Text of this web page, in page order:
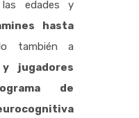
edades y
hasta
también a
jugadores
de